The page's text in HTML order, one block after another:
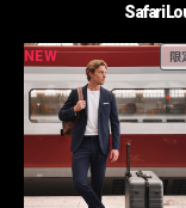
Safari
NEW 限